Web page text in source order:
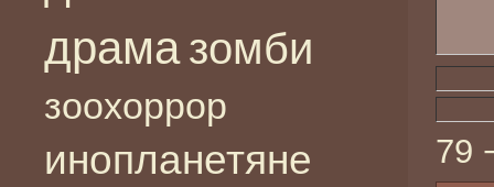
драма зомби
зоохоррор
инопланетяне 79